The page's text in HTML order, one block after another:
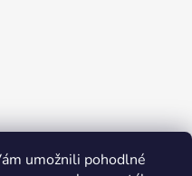
umožnili pohodlné